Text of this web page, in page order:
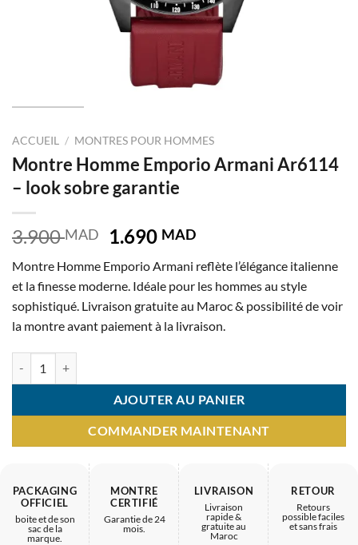
ACCUEIL / MONTRES POUR HOMMES
Montre Homme Emporio Armani Ar6114
– look sobre garantie
3.900MAD
Le
initial
était :
3.900 MAD.
1.690 MADLe
actuel
est :
1.690 MAD.
Montre Homme Emporio Armani reflète l’élégance italienne
et la finesse moderne. Idéale pour les hommes au style
sophistiqué. Livraison gratuite au Maroc & possibilité de voir
la montre avant paiement à la livraison.
AJOUTER AU PANIER
COMMANDER MAINTENANT
PACKAGING
OFFICIEL
boite et de son
sac de la
marque.
MONTRE
CERTIFIÉ
Garantie de 24
mois.
LIVRAISON
Livraison
rapide &
gratuite au
Maroc
RETOUR
Retours
possible faciles
et sans frais